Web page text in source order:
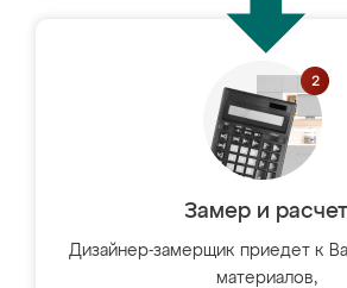
Замер и расчет
Дизайнер-замерщик приедет к
материалов,